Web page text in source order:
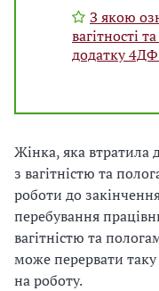
З якою
вагітності
додатку
Жінка, яка втратила
з вагітністю та
роботи до
перебування
вагітністю та
може перервати таку
на роботу.